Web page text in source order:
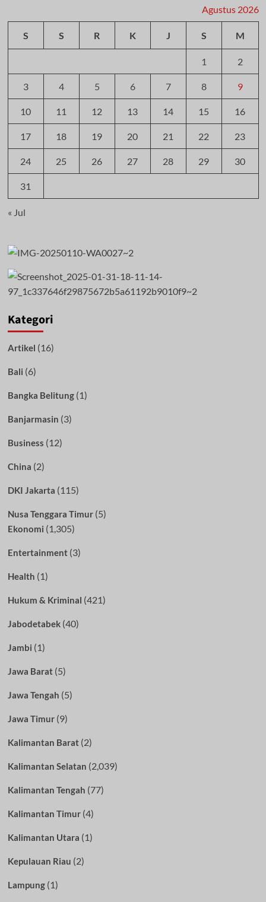
Agustus 2026
S S R K J S M
1 2
3 4 5 6 7 8 9
10 11 12 13 14 15 16
17 18 19 20 21 22 23
24 25 26 27 28 29 30
31
« Jul
Kategori
Artikel (16)
Bali (6)
Bangka Belitung(1)
Banjarmasin (3)
Business (12)
China (2)
DKI Jakarta (115)
Nusa Tenggara Timur(5)
Ekonomi (1,305)
Entertainment(3)
Health (1)
Hukum & Kriminal (421)
Jabodetabek(40)
Jambi (1)
Jawa Barat(5)
Jawa Tengah (5)
Jawa Timur(9)
Kalimantan Barat(2)
Kalimantan Selatan (2,039)
Kalimantan Tengah (77)
Kalimantan Timur(4)
Kalimantan Utara (1)
Kepulauan Riau (2)
Lampung(1)